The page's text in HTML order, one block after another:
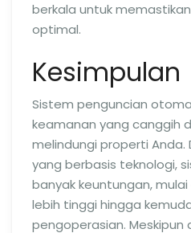
berkala untuk
optimal.
Kesimpulan
Sistem penguncian
keamanan yang canggih
melindungi properti Anda.
yang berbasis teknologi,
banyak keuntungan,
lebih tinggi hingga
pengoperasian.